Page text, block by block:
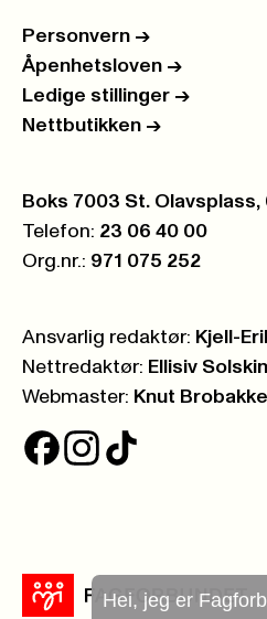
Hei, jeg er Fagforbundets
Personvern ->
Åpenhetsloven ->
Ledige stillinger ->
Nettbutikken ->
Postboks:
Boks 7003 St. Olavsplass,
Telefon: 23 06 40 00
Org.nr.: 971 075 252
Ansvarlig redaktør: Kjell-
Nettredaktør: Ellisiv
Webmaster: Knut